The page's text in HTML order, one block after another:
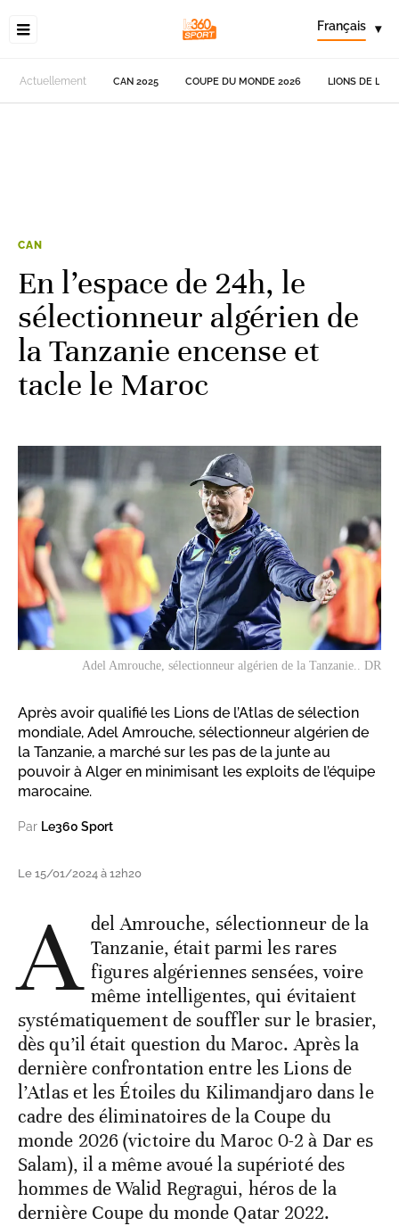
Français ▾
Actuellement CAN 2025 COUPE DU MONDE 2026 LIONS DE
CAN
En l’espace de 24h, le
sélectionneur algérien de
la Tanzanie encense et
tacle le Maroc
Adel Amrouche, sélectionneur algérien de la Tanzanie.. DR
Après avoir qualifié les Lions de l’Atlas de sélection
mondiale, Adel Amrouche, sélectionneur algérien de
la Tanzanie, a marché sur les pas de la junte au
pouvoir à Alger en minimisant les exploits de l’équipe
marocaine.
Par Le360 Sport
Le 15/01/2024 à 12h20
A del Amrouche, sélectionneur de la
Tanzanie, était parmi les rares
figures algériennes sensées, voire
même intelligentes, qui évitaient
systématiquement de souffler sur le brasier,
dès qu’il était question du Maroc. Après la
dernière confrontation entre les Lions de
l’Atlas et les Étoiles du Kilimandjaro dans le
cadre des éliminatoires de la Coupe du
monde 2026 (victoire du Maroc 0-2 à Dar es
Salam), il a même avoué la supérioté des
hommes de Walid Regragui, héros de la
dernière Coupe du monde Qatar 2022.